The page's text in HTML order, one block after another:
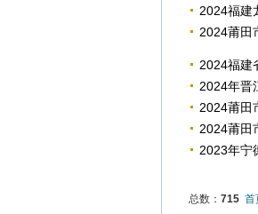
2024福建
2024莆田
2024福建
2024年晋
2024莆田
2024莆田
2023年宁
总数： 715 首